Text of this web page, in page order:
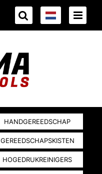
HANDGEREEDSCHAP
GEREEDSCHAPSKISTEN
HOGEDRUKREINIGERS